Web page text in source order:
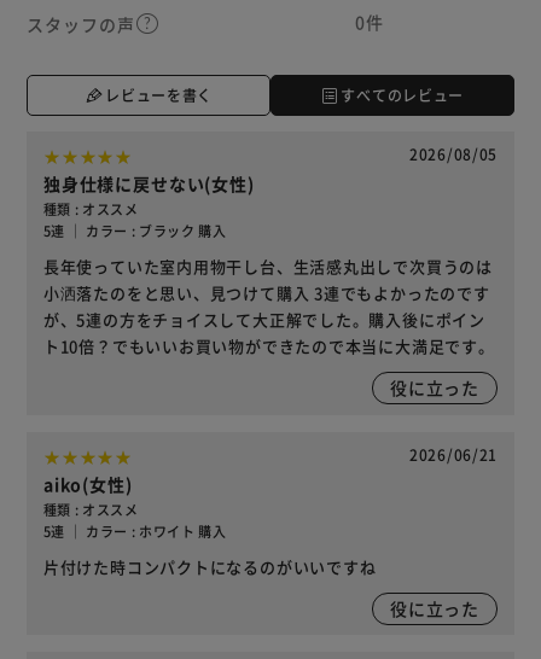
スタッフの声
0件
レビューを書く すべてのレビュー
2026/08/05
独身仕様に戻せない(女性)
種類 : オススメ
5連 ｜ カラー : ブラック 購入
長年使っていた室内用物干し台、生活感丸出しで次買うのは
小洒落たのをと思い、見つけて購入 3連でもよかったのです
が、5連の方をチョイスして大正解でした。購入後にポイン
ト10倍？でもいいお買い物ができたので本当に大満足です。
役に立った
2026/06/21
aiko(女性)
種類 : オススメ
5連 ｜ カラー : ホワイト 購入
片付けた時コンパクトになるのがいいですね
役に立った